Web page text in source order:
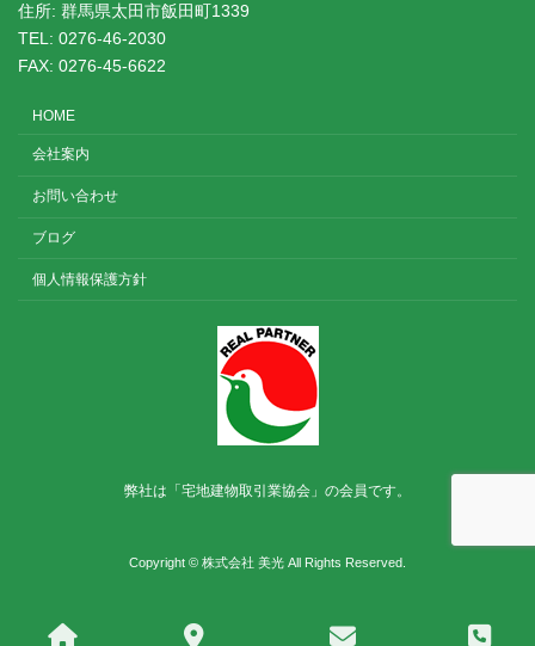
住所: 群馬県太田市飯田町1339
TEL: 0276-46-2030
FAX: 0276-45-6622
HOME
会社案内
お問い合わせ
ブログ
個人情報保護方針
弊社は「宅地建物取引業協会」の会員です。
Copyright © 株式会社 美光 All Rights Reserved.